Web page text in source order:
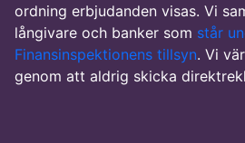
ordning erbjudanden visas. Vi
långivare och banker som står
Finansinspektionens tillsyn. Vi
genom att aldrig skicka